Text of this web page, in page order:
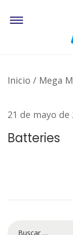
Inicio / Mega
P
b
21 de mayo de
Batteries